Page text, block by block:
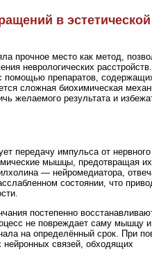
в
прочное место как метод,
неврологических
помощью препаратов,
сложная биохимическая
желаемого результата и
передачу импульса от
мышцы, предотвращая их
— нейромедиатора,
состоянии, что
постепенно
не повреждает саму мышцу
на определённый срок. При
связей, обходящих